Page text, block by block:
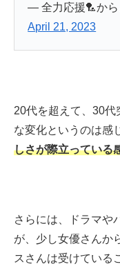
— 全力応援🏸から
April 21, 2023
20代を超えて、30代
な変化というのは感
しさが際立っている
さらには、ドラマや
が、少し女優さんか
スさんは受けている